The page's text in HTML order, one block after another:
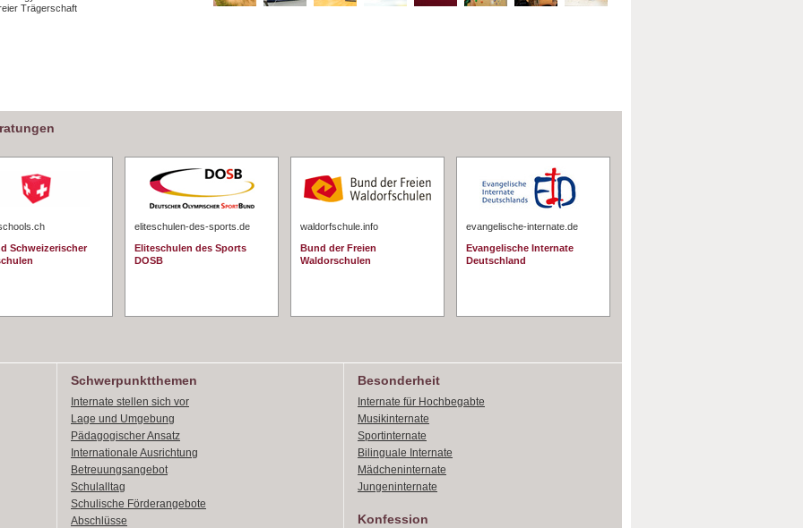
Trägerschaft
Schweizerischer
eliteschulen-des-sports.de
Eliteschulen des Sports
DOSB
waldorfschule.info
Bund der Freien
Waldorschulen
evangelische-internate.de
Evangelische Internate
Deutschland
Schwerpunktthemen
Internate stellen sich vor
Lage und Umgebung
Pädagogischer Ansatz
Internationale Ausrichtung
Betreuungsangebot
Schulalltag
Schulische Förderangebote
Abschlüsse
Besonderheit
Internate für Hochbegabte
Musikinternate
Sportinternate
Bilinguale Internate
Mädcheninternate
Jungeninternate
Konfession